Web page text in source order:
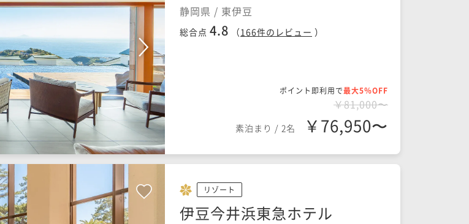
静岡県 / 東伊豆
総合点 4.8 （166件のレビュー ）
ポイント即利用で最大5％OFF
￥81,000〜
素泊まり / 2名 ￥76,950〜
リゾート
伊豆今井浜東急ホテル